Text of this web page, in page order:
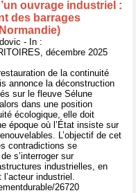
ouvrage industriel :
des barrages
- In :
décembre 2025
de la continuité
annonce la déconstruction
sur le fleuve Sélune
dans une position
écologique, elle doit
époque où l’État insiste sur
L’objectif de cet
contradictions se
s’interroger sur
industrielles, en
industriel.
26720